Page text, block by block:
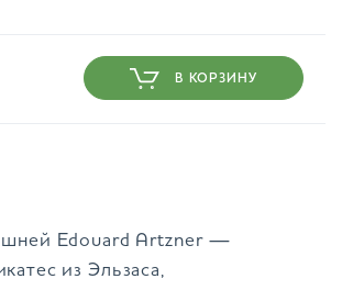
В КОРЗИНУ
Edouard Artzner —
из Эльзаса,